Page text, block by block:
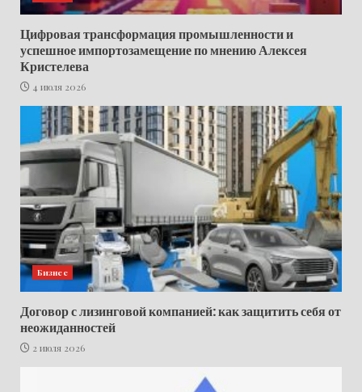
Цифровая трансформация промышленности и
успешное импортозамещение по мнению Алексея
Кристелева
4 июля 2026
Бизнес
Договор с лизинговой компанией: как защитить себя от
неожиданностей
2 июля 2026